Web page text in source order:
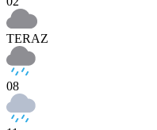
TERAZ
08